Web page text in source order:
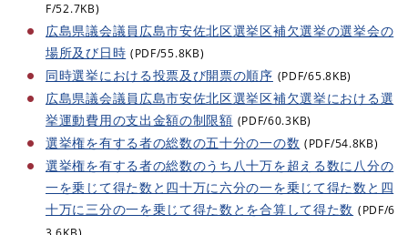
F/52.7KB)
広島県議会議員広島市安佐北区選挙区補欠選挙の選挙会の
場所及び日時 (PDF/55.8KB)
同時選挙における投票及び開票の順序 (PDF/65.8KB)
広島県議会議員広島市安佐北区選挙区補欠選挙における選
挙運動費用の支出金額の制限額 (PDF/60.3KB)
選挙権を有する者の総数の五十分の一の数 (PDF/54.8KB)
選挙権を有する者の総数のうち八十万を超える数に八分の
一を乗じて得た数と四十万に六分の一を乗じて得た数と四
十万に三分の一を乗じて得た数とを合算して得た数 (PDF/6